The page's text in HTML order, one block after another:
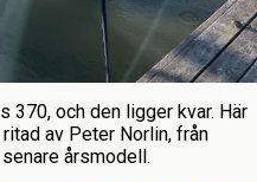
370, och den ligger kvar. Här
ritad av Peter Norlin, från
årsmodell.